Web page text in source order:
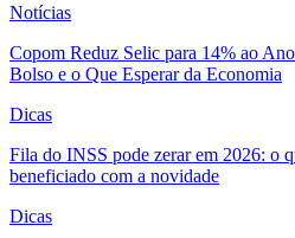
Notícias
Copom Reduz Selic para 14% ao
Bolso e o Que Esperar da Economia
Dicas
Fila do INSS pode zerar em 2026: o
beneficiado com a novidade
Dicas